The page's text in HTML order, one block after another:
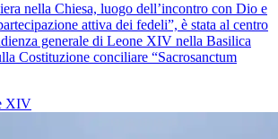
nella Chiesa, luogo dell’incontro con Dio e
attiva dei fedeli”, è stata al centro
generale di Leone XIV nella Basilica
Costituzione conciliare “Sacrosanctum
XIV